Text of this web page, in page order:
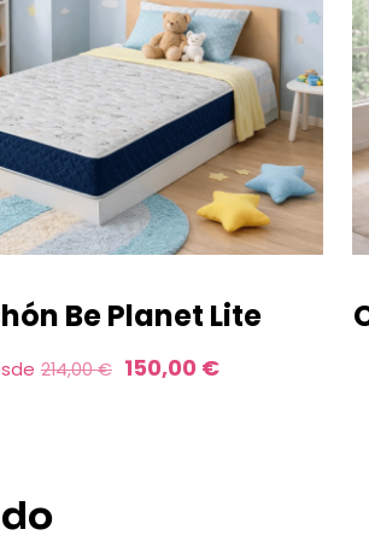
Be Planet Lite
214,00€ El
150,00 €El